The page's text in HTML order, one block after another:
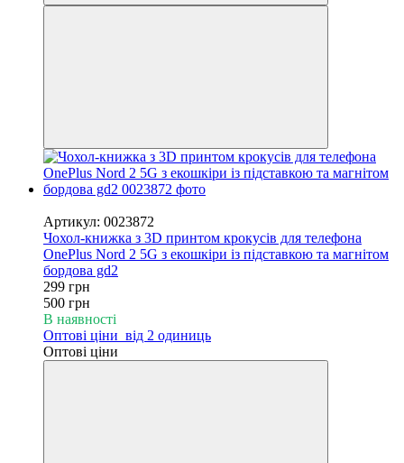
Артикул: 0023872
Чохол-книжка з 3D принтом крокусів для телефона
OnePlus Nord 2 5G з екошкіри із підставкою та магнітом
бордова gd2
299 грн
500 грн
В наявності
Оптові ціни від 2 одиниць
Оптові ціни